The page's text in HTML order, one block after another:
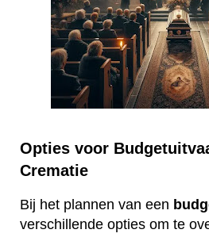
Opties voor
Crematie
Bij het plannen van een
verschillende opties om te